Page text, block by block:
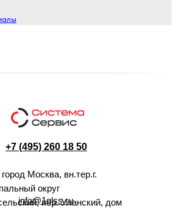
+7 (495) 260 18 50
Москва, вн.тер.г.
округ
пер. Уланский, дом
info@1glss.ru